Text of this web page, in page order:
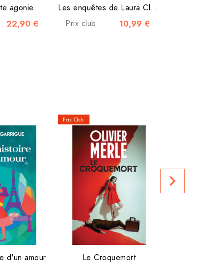
agonie
22,90 €
Les enquêtes de Laura Claes...
Prix club :
10,99 €
d'un amour Le Croquemort
Prix club :
navigate_next